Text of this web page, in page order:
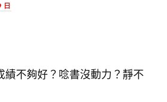
日
績不夠好？唸書沒動力？靜不